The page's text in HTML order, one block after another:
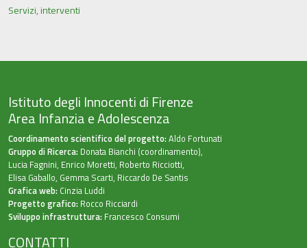
Servizi, interventi
Istituto degli Innocenti di Firenze
Area Infanzia e Adolescenza
Coordinamento scientifico del progetto: Aldo Fortunati
Gruppo di Ricerca: Donata Bianchi (coordinamento),
Lucia Fagnini, Enrico Moretti, Roberto Ricciotti,
Elisa Gaballo, Gemma Scarti, Riccardo De Santis
Grafica web: Cinzia Luddi
Progetto grafico: Rocco Ricciardi
Sviluppo infrastruttura: Francesco Consumi
CONTATTI